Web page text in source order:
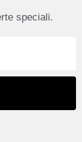
speciali.